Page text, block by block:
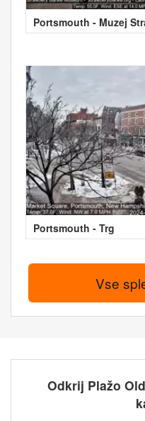
Portsmouth - Muzej
Portsmouth - Trg
Vse
Odkrij Plažo